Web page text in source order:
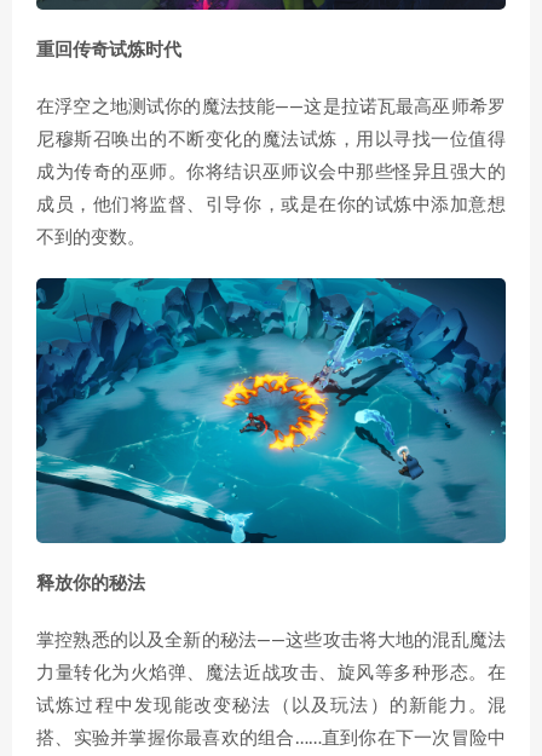
重回传奇试炼时代
在浮空之地测试你的魔法技能——这是拉诺瓦最高巫师希罗
尼穆斯召唤出的不断变化的魔法试炼，用以寻找一位值得
成为传奇的巫师。你将结识巫师议会中那些怪异且强大的
成员，他们将监督、引导你，或是在你的试炼中添加意想
不到的变数。
释放你的秘法
掌控熟悉的以及全新的秘法——这些攻击将大地的混乱魔法
力量转化为火焰弹、魔法近战攻击、旋风等多种形态。在
试炼过程中发现能改变秘法（以及玩法）的新能力。混
搭、实验并掌握你最喜欢的组合……直到你在下一次冒险中